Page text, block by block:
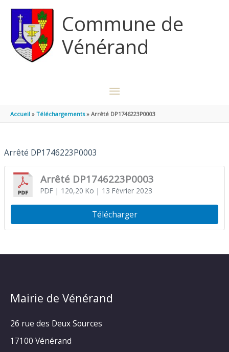
Commune de
Vénérand
MENU
PRINCIPAL
Accueil Téléchargements Arrêté DP1746223P0003
Arrêté DP1746223P0003
Arrêté DP1746223P0003
PDF| 120,20 Ko | 13 Février 2023
Télécharger
Mairie de Vénérand
26 rue des Deux Sources
17100 Vénérand